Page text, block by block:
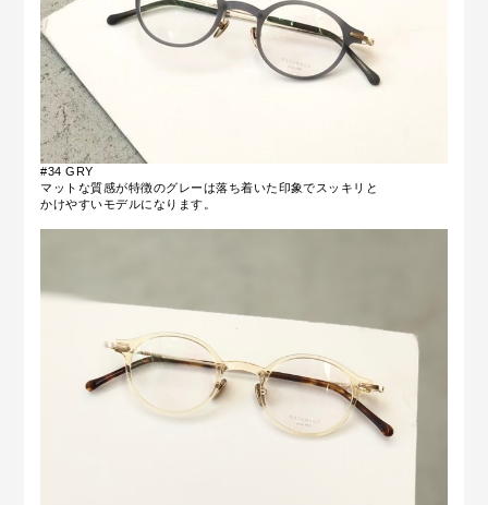
#34 GRY
マットな質感が特徴のグレーは落ち着いた印象でスッキリと
かけやすいモデルになります。